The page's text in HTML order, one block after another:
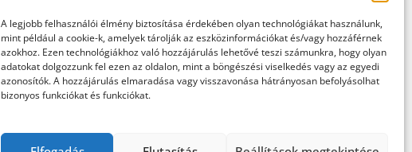
A legjobb felhasználói élmény biztosítása érdekében olyan technológiákat használunk,
mint például a cookie-k, amelyek tárolják az eszközinformációkat és/vagy hozzáférnek
azokhoz. Ezen technológiákhoz való hozzájárulás lehetővé teszi számunkra, hogy olyan
adatokat dolgozzunk fel ezen az oldalon, mint a böngészési viselkedés vagy az egyedi
azonosítók. A hozzájárulás elmaradása vagy visszavonása hátrányosan befolyásolhat
bizonyos funkciókat és funkciókat.
Utazás
Vásárlás